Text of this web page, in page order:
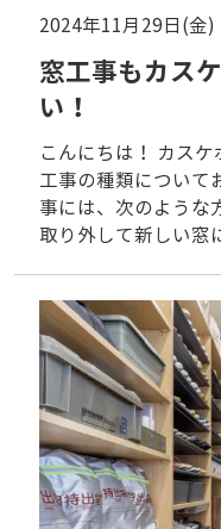
2024年11月29日(
窓工事もカス
い！
こんにちは！ カス
工事の種類について
事には、次のような
取り外して新しい窓